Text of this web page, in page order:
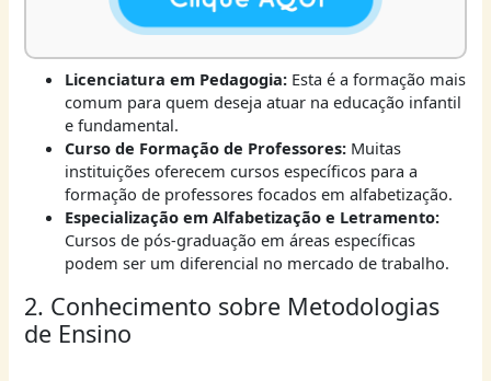
Licenciatura em Pedagogia:Esta é a formação mais
comum para quem deseja atuar na educação infantil
e fundamental.
Curso de Formação de Professores:Muitas
instituições oferecem cursos específicos para a
formação de professores focados em alfabetização.
Especialização em Alfabetização e Letramento:
Cursos de pós-graduação em áreas específicas
podem ser um diferencial no mercado de trabalho.
2. Conhecimento sobre Metodologias
de Ensino